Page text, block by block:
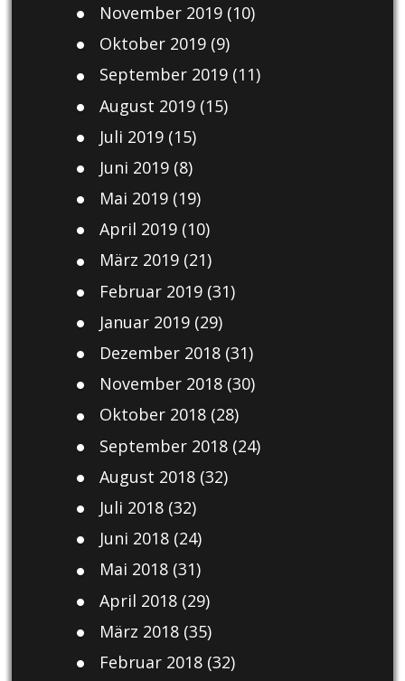
November 2019(10)
Oktober 2019(9)
September 2019(11)
August 2019(15)
Juli 2019(15)
Juni 2019(8)
Mai 2019(19)
April 2019(10)
März 2019(21)
Februar 2019(31)
Januar 2019(29)
Dezember 2018(31)
November 2018(30)
Oktober 2018(28)
September 2018(24)
August 2018(32)
Juli 2018(32)
Juni 2018(24)
Mai 2018(31)
April 2018(29)
März 2018(35)
Februar 2018(32)